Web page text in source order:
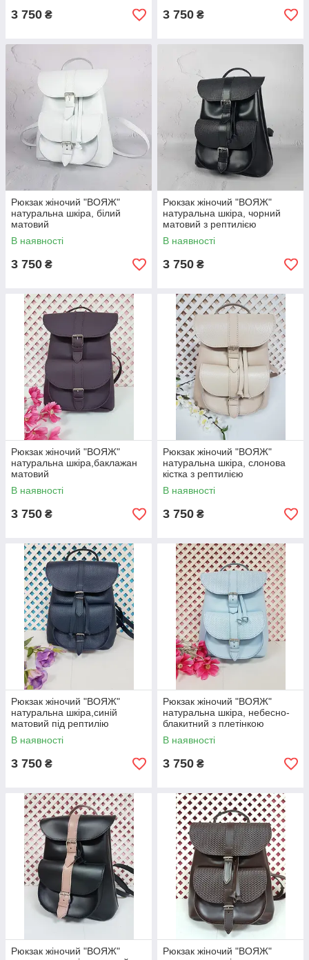
3 750 ₴ 3 750 ₴
Рюкзак жіночий "ВОЯЖ"
натуральна шкіра, білий
матовий
В наявності
3 750 ₴
Рюкзак жіночий "ВОЯЖ"
натуральна шкіра, чорний
матовий з рептилією
В наявності
3 750 ₴
Рюкзак жіночий "ВОЯЖ"
натуральна шкіра,баклажан
матовий
В наявності
3 750 ₴
Рюкзак жіночий "ВОЯЖ"
натуральна шкіра, слонова
кістка з рептилією
В наявності
3 750 ₴
Рюкзак жіночий "ВОЯЖ"
натуральна шкіра,синій
матовий під рептилію
В наявності
3 750 ₴
Рюкзак жіночий "ВОЯЖ"
натуральна шкіра, небесно-
блакитний з плетінкою
В наявності
3 750 ₴
Рюкзак жіночий "ВОЯЖ"
Рюкзак жіночий "ВОЯЖ"